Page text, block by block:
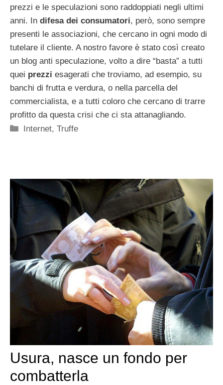
prezzi e le speculazioni sono raddoppiati negli ultimi
anni. In difesa dei consumatori, però, sono sempre
presenti le associazioni, che cercano in ogni modo di
tutelare il cliente. A nostro favore è stato così creato
un blog anti speculazione, volto a dire “basta” a tutti
quei prezzi esagerati che troviamo, ad esempio, su
banchi di frutta e verdura, o nella parcella del
commercialista, e a tutti coloro che cercano di trarre
profitto da questa crisi che ci sta attanagliando.
Categorie
Internet,Truffe
Usura, nasce un fondo per
combatterla